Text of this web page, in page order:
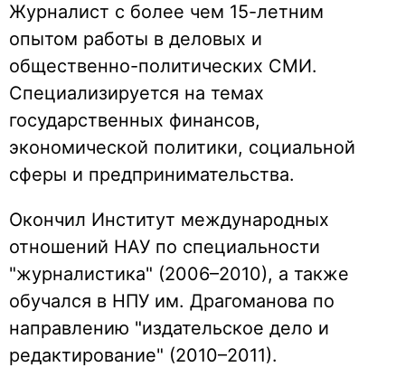
Журналист с более чем 15-летним
опытом работы в деловых и
общественно-политических СМИ.
Специализируется на темах
государственных финансов,
экономической политики, социальной
сферы и предпринимательства.
Окончил Институт международных
отношений НАУ по специальности
"журналистика" (2006–2010), а также
обучался в НПУ им. Драгоманова по
направлению "издательское дело и
редактирование" (2010–2011).